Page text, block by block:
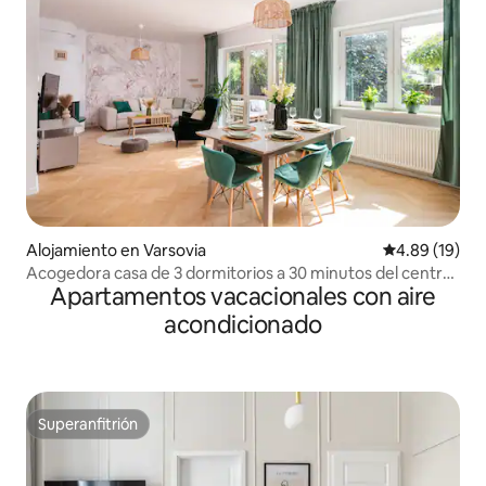
Alojamiento en Varsovia Calificación
4.89 (19)
Acogedora casa de 3 dormitorios a 30 minutos del centro,
chimenea en el jardín
Apartamentos vacacionales con aire
acondicionado
Superanfitrión
Superanfitrión